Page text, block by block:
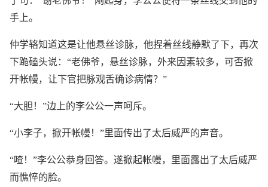
手上。
仲学辂知道这是让他悬丝诊脉，他捏着丝线静默了下，再次
下跪磕头说：“老佛爷，悬丝诊脉，外来因素较多，可否掀
开帐幔，让下官把脉观舌确诊病情？”
“大胆！”边上的李公公一声呵斥。
“小李子，掀开帐幔！”里面传出了太后威严的声音。
“喳！”李公公恭身回答。遂掀起帐幔，里面露出了太后威严
而憔悴的脸。